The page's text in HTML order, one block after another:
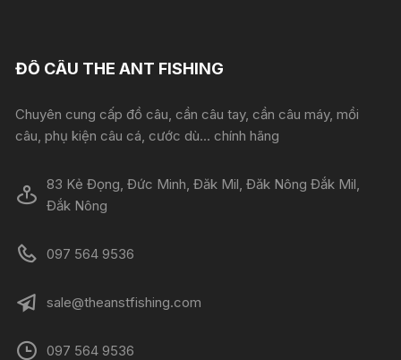
ĐỒ CÂU THE ANT FISHING
Chuyên cung cấp đồ câu, cần câu tay, cần câu máy, mồi
câu, phụ kiện câu cá, cước dù... chính hãng
83 Kẻ Đọng, Đức Minh, Đăk Mil, Đăk Nông Đắk Mil,
Đắk Nông
097 564 9536
sale@theanstfishing.com
097 564 9536